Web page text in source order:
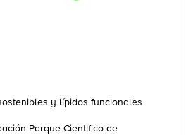
y lípidos funcionales
Parque Cientifico de